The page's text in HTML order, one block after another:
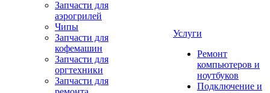
Запчасти для
аэрогрилей
Чипы
Запчасти для
кофемашин
Запчасти для
оргтехники
Запчасти для
Услуги
Ремонт
компьютеров и
ноутбуков
Подключение и